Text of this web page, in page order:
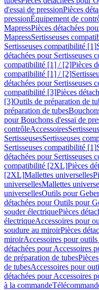
d'essai de pressionPièces
pressionÉquipement de
MapressPièces détachées
MapressSertisseuses
Sertisseuses compatibilité [1]
détachées pour Sertisseuses
compatibilité [1] / [2]Pièces
compatibilité [1] / [2]
détachées pour
compatibilité [3]Pièces
[3]Outils de préparation de
préparation de tubes
pour Bouchons d'essai de
contrôleAccessoires
SertisseusesSertisseuses
Sertisseuses compatibilité [1]
détachées pour Sertisseuses
compatibilité [2XL]Pièces
[2XL]Mallettes universelles
universellesMallettes
universellesOutils pour
détachées pour Outils pour
souder électriquePièces
électriqueAccessoires pour
soudure au miroirPièces
miroirAccessoires pour
détachées pour Accessoires
de préparation de tubes
de tubesAccessoires pour
détachées pour Accessoires
à la commande